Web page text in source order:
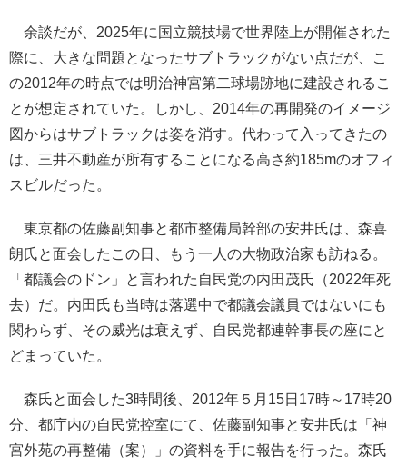
余談だが、2025年に国立競技場で世界陸上が開催された
際に、大きな問題となったサブトラックがない点だが、こ
の2012年の時点では明治神宮第二球場跡地に建設されるこ
とが想定されていた。しかし、2014年の再開発のイメージ
図からはサブトラックは姿を消す。代わって入ってきたの
は、三井不動産が所有することになる高さ約185mのオフィ
スビルだった。
東京都の佐藤副知事と都市整備局幹部の安井氏は、森喜
朗氏と面会したこの日、もう一人の大物政治家も訪ねる。
「都議会のドン」と言われた自民党の内田茂氏（2022年死
去）だ。内田氏も当時は落選中で都議会議員ではないにも
関わらず、その威光は衰えず、自民党都連幹事長の座にと
どまっていた。
森氏と面会した3時間後、2012年５月15日17時～17時20
分、都庁内の自民党控室にて、佐藤副知事と安井氏は「神
宮外苑の再整備（案）」の資料を手に報告を行った。森氏